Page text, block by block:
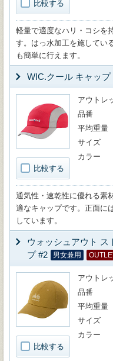
比較する
軽量で適度なハリ・コシを
す。はっ水加工を施してい
も簡単に行えます。
WIC.クール キャップ
比較する
アウトレ
品番
平均重量
サイズ
カラー
通気性・速乾性に優れる素
適なキャップです。正面に
しています。
ウォッシュアウト ス
プ #2
男女兼用
比較する
アウトレ
品番
平均重量
サイズ
カラー